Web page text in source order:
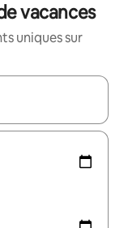
vacances
uniques sur
flèches vers le